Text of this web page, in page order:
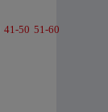
41-50 51-60